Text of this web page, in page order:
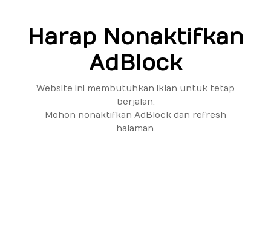
Harap Nonaktifkan
AdBlock
Website ini membutuhkan iklan untuk tetap
berjalan.
Mohon nonaktifkan AdBlock dan refresh
halaman.